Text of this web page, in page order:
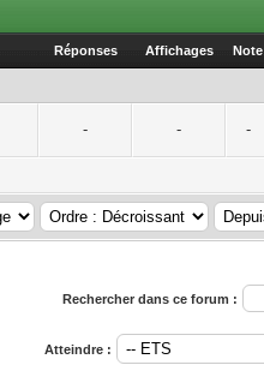
Réponses Affichages Note
- - -
Rechercher dans ce forum :
Atteindre :